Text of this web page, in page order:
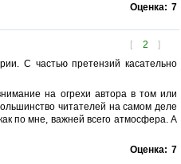
Оценка: 7
[ 2 ]
С частью претензий касательно
на огрехи автора в том или
читателей на самом деле
по мне, важней всего атмосфера. А
Оценка: 7